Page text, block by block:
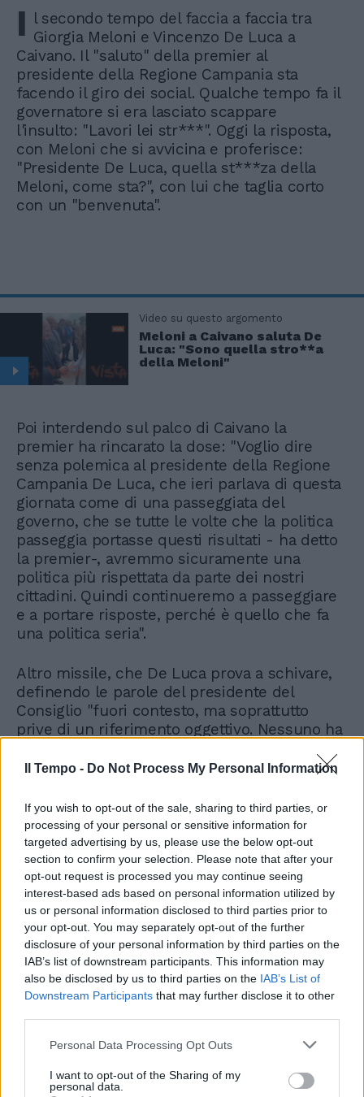
Il Tempo - Do Not Process My Personal Information
If you wish to opt-out of the sale, sharing to third parties, or
processing of your personal or sensitive information for
targeted advertising by us, please use the below opt-out
section to confirm your selection. Please note that after your
opt-out request is processed you may continue seeing
interest-based ads based on personal information utilized by
us or personal information disclosed to third parties prior to
your opt-out. You may separately opt-out of the further
disclosure of your personal information by third parties on the
IAB’s list of downstream participants. This information may
also be disclosed by us to third parties on the IAB’s List of
Downstream Participants that may further disclose it to other
Personal Data Processing Opt Outs
I want to opt-out of the Sharing of my
personal data.
I l secondo tempo del faccia a faccia tra
Giorgia Meloni e Vincenzo De Luca a
Caivano. Il "saluto" della premier al
presidente della Regione Campania sta
facendo il giro dei social. Qualche tempo fa il
governatore si era lasciato scappare
l'insulto: "Lavori lei str***". Oggi la risposta,
con Meloni che si avvicina e proferisce:
"Presidente De Luca, quella st***za della
Meloni, come sta?", con lui che taglia corto
con un "benvenuta".
Video su questo argomento
Meloni a Caivano saluta De
Luca: "Sono quella stro**a
della Meloni"
Poi interdendo sul palco di Caivano la
premier ha rincarato la dose: "Voglio dire
senza polemica al presidente della Regione
Campania De Luca, che ieri parlava di questa
giornata come di una passeggiata del
governo, che se tutte le volte che la politica
passeggia portasse questi risultati - ha detto
la premier-, avremmo sicuramente una
politica più rispettata da parte dei nostri
cittadini. Quindi continueremo a passeggiare
e a portare risposte, perché è quello che fa
una politica seria".
Altro missile, che De Luca prova a schivare,
definendo le parole del presidente del
Consiglio "fuori contesto, ma soprattutto
prive di un riferimento oggettivo. Nessuno ha
di prendere in giro Durigon ieri"...